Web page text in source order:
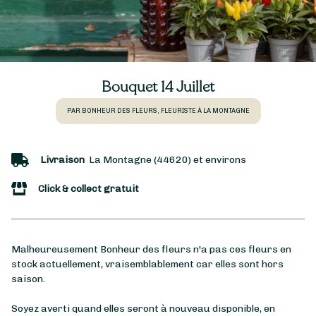
Bouquet 14 Juillet
PAR BONHEUR DES FLEURS, FLEURISTE À LA MONTAGNE
Livraison La Montagne (44620) et environs
Click & collect gratuit
Malheureusement Bonheur des fleurs n'a pas ces fleurs en
stock actuellement, vraisemblablement car elles sont hors
saison.
Soyez averti quand elles seront à nouveau disponible, en